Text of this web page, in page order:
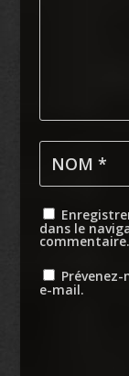
dans le
commentaire.
e-mail.